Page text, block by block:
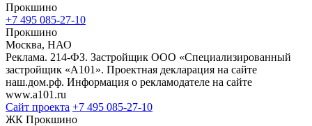
Прокшино
+7 495 085-27-10
Прокшино
Москва, НАО
Реклама. 214-ФЗ. Застройщик ООО «Специализированный
застройщик «А101». Проектная декларация на сайте
наш.дом.рф. Информация о рекламодателе на сайте
www.a101.ru
Сайт проекта +7 495 085-27-10
ЖК Прокшино